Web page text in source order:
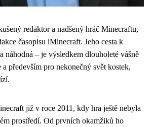
redaktor a nadšený hráč Minecraftu,
časopisu iMinecraft. Jeho cesta k
náhodná – je výsledkem dlouholeté vášně
především pro nekonečný svět kostek,
již v roce 2011, kdy hra ještě nebyla
prostředí. Od prvních okamžiků ho